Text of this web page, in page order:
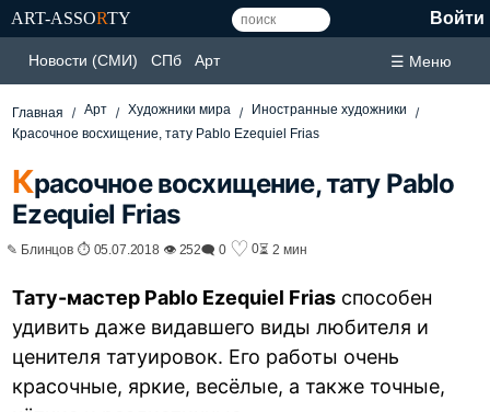
ART-ASSORTY Войти
Новости (СМИ) СПб Арт ☰ Меню
Главная Арт Художники мира
Иностранные художники
Красочное восхищение, тату Pablo Ezequiel Frias
Красочное восхищение, тату Pablo
Ezequiel Frias
✎ Блинцов ⏱ 05.07.2018 👁 252🗨 0 ♡ 0⏳ 2 мин
Тату-мастер Pablo Ezequiel Frias способен
удивить даже видавшего виды любителя и
ценителя татуировок. Его работы очень
красочные, яркие, весёлые, а также точные,